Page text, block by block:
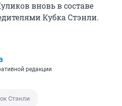
вновь в составе
Кубка Стэнли.
редакции
Стэнли